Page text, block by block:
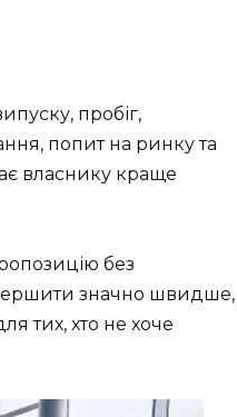
пробіг,
попит на ринку та
власнику краще
без
значно швидше,
тих, хто не хоче